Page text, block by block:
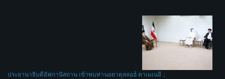
ประธานาธิบดีอัฟกานิสถาน เข้าพบท่านอยาตุลลอฮ์ คาเมเนอี